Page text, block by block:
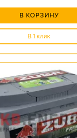
В КОРЗИНУ
В 1 клик